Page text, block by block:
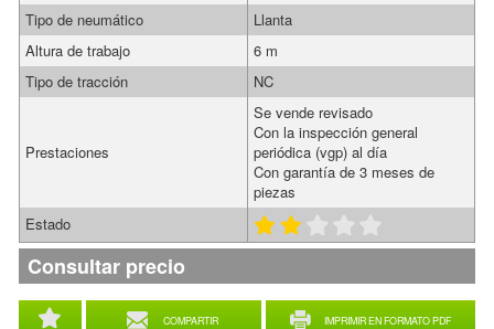
COMPARTIR IMPRIMIR EN FORMATO PDF
Tipo de neumático
Llanta
Altura de trabajo
6 m
Tipo de tracción
NC
Prestaciones
Se vende revisado
Con la inspección general
periódica (vgp) al día
Con garantía de 3 meses de
piezas
Estado
Consultar precio